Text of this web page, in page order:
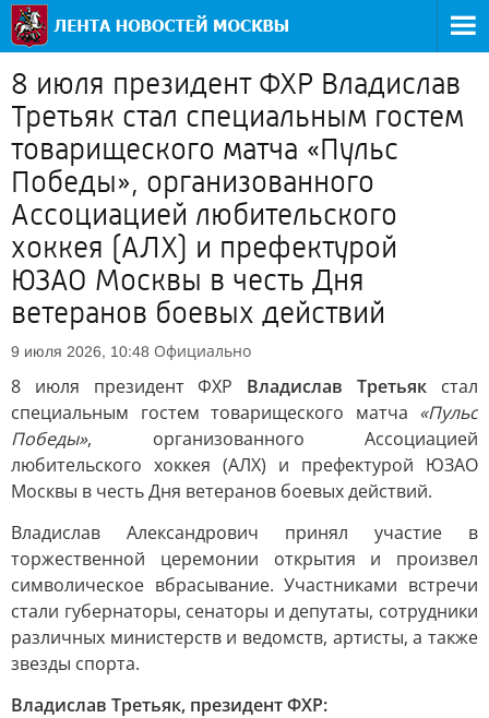
8 июля президент ФХР Владислав
Третьяк стал специальным гостем
товарищеского матча «Пульс
Победы», организованного
Ассоциацией любительского
хоккея (АЛХ) и префектурой
ЮЗАО Москвы в честь Дня
ветеранов боевых действий
9 июля 2026, 10:48 Официально
8 июля президент ФХР Владислав Третьяк стал
специальным гостем товарищеского матча «Пульс
Победы», организованного Ассоциацией
любительского хоккея (АЛХ) и префектурой ЮЗАО
Москвы в честь Дня ветеранов боевых действий.
Владислав Александрович принял участие в
торжественной церемонии открытия и произвел
символическое вбрасывание. Участниками встречи
стали губернаторы, сенаторы и депутаты, сотрудники
различных министерств и ведомств, артисты, а также
звезды спорта.
Владислав Третьяк, президент ФХР: